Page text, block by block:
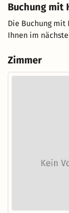
Buchung mit
Die Buchung mit
Ihnen im
Zimmer